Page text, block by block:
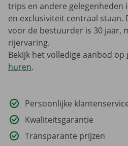
trips en andere gelegenheden
en exclusiviteit centraal
voor de bestuurder is 30 jaar,
rijervaring.
Bekijk het volledige aanbod op
huren.
Persoonlijke
Kwaliteitsgarantie
Transparante prijzen